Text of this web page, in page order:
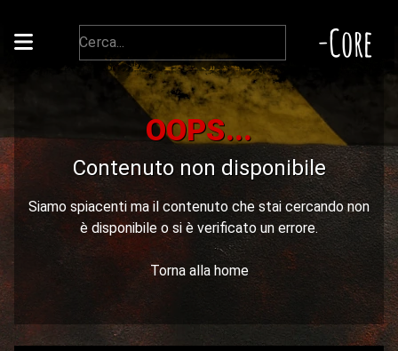
-Core
OOPS...
Contenuto non disponibile
Siamo spiacenti ma il contenuto che stai cercando non
è disponibile o si è verificato un errore.
Torna alla home